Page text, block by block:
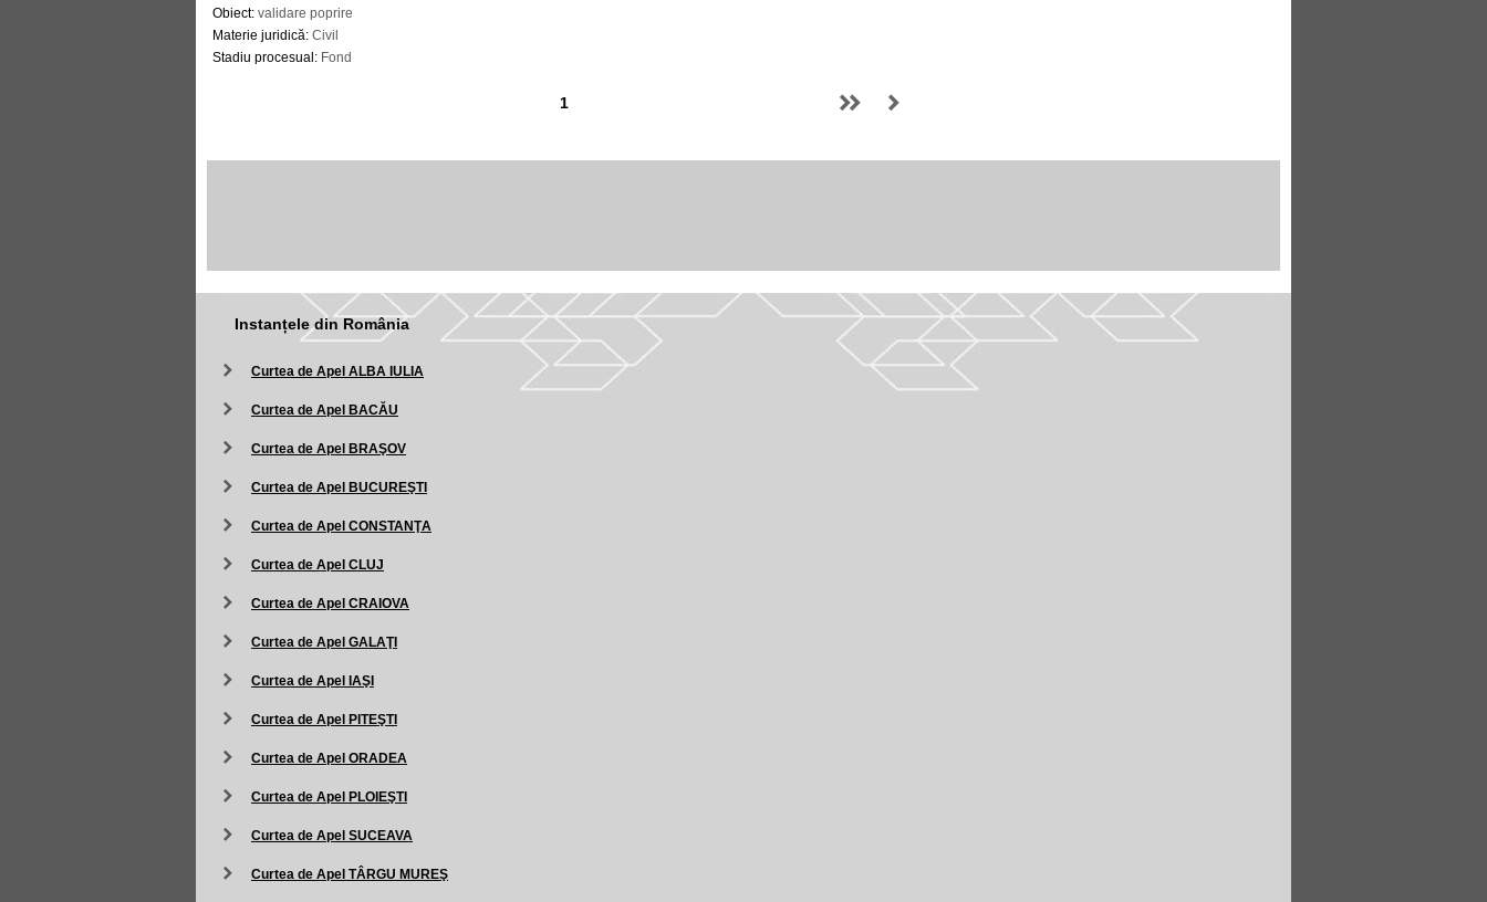
Obiect: validare poprire
Materie juridică: Civil
Stadiu procesual: Fond
Instanțele din România
Curtea de Apel ALBA IULIA
Curtea de Apel BACĂU
Curtea de Apel BRAŞOV
Curtea de Apel BUCUREŞTI
Curtea de Apel CONSTANŢA
Curtea de Apel CLUJ
Curtea de Apel CRAIOVA
Curtea de Apel GALAŢI
Curtea de Apel IAŞI
Curtea de Apel PITEŞTI
Curtea de Apel ORADEA
Curtea de Apel PLOIEŞTI
Curtea de Apel SUCEAVA
Curtea de Apel TÂRGU MUREŞ